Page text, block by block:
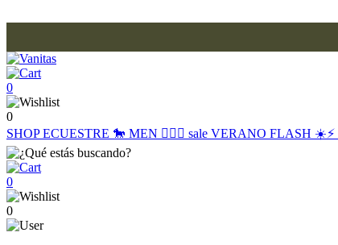
0
0
SHOPECUESTRE 🐎 MEN 🙋🏽‍♂️ sale VERANO FLASH ☀️⚡️
0
0